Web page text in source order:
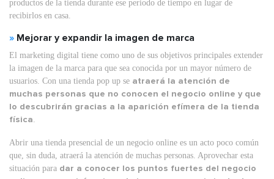
productos de la tienda durante ese periodo de tiempo en lugar de
recibirlos en casa.
» Mejorar y expandir la imagen de marca
El marketing digital tiene como uno de sus objetivos principales extender
la imagen de la marca para que sea conocida por un mayor número de
usuarios. Con una tienda pop up se atraerá la atención de
muchas personas que no conocen el negocio online y que
lo descubrirán gracias a la aparición efímera de la tienda
física
Abrir una tienda presencial de un negocio online es un acto poco común
que, sin duda, atraerá la atención de muchas personas. Aprovechar esta
situación para dar a conocer los puntos fuertes del negocio